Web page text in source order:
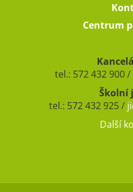
Centrum
tel.: 572 432 900 /
Školní
tel.: 572 432 925 /
Další